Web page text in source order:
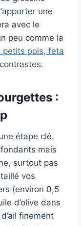
une
avec le
peu comme la
petits pois, feta
:
étape clé.
mais
surtout pas
vos
(environ 0,5
d’olive dans
finement